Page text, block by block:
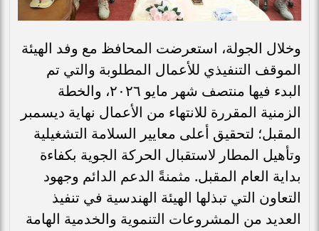
وخلال الجولة، استعرضت المحافظ مع وفد الهيئة
الموقف التنفيذي للأعمال المطلوبة والتي تم
البدء فيها منتصف شهر مايو ٢٠٢٦، والخطة
الزمنية المقررة للانتهاء من الأعمال نهاية ديسمبر
المقبل؛ لتحقيق أعلى معايير السلامة التشغيلية
وتأهيل المطار لاستقبال الحركة الجوية بكفاءة
بداية العام المقبل. مثمنةً الدعم الدائم وجهود
التعاون التي تبذلها الهيئة الهندسية في تنفيذ
العديد من المشروعات التنموية والخدمية الهامة